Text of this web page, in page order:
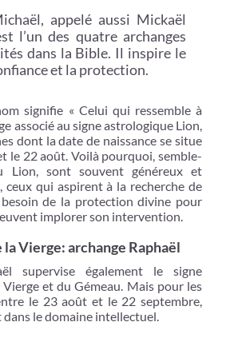
appelé aussi Mickaël
l’un des quatre archanges
dans la Bible. Il inspire le
et la protection.
signifie « Celui qui ressemble à
associé au signe astrologique Lion,
dont la date de naissance se situe
le 22 août. Voilà pourquoi, semble-
sont souvent généreux et
ceux qui aspirent à la recherche de
de la protection divine pour
implorer son intervention.
Vierge: archange Raphaël
supervise également le signe
et du Gémeau. Mais pour les
le 23 août et le 22 septembre,
le domaine intellectuel.